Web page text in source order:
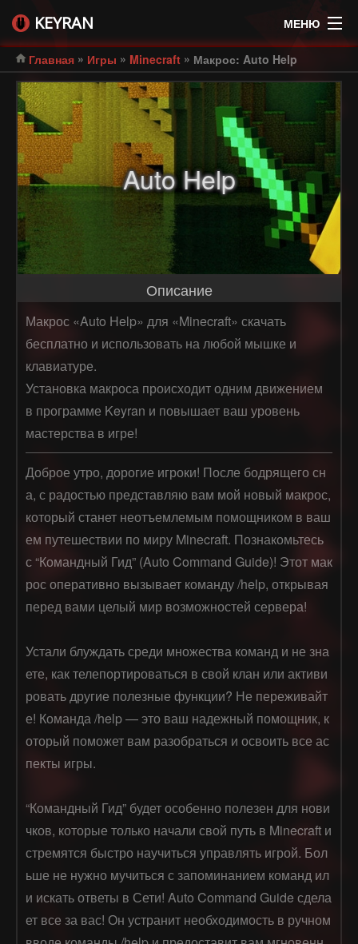
KEYRAN МЕНЮ
Главная » Игры » Minecraft » Макрос: Auto Help
Auto Help
Описание
Макрос «Auto Help» для «Minecraft» скачать
бесплатно и использовать на любой мышке и
клавиатуре.
Установка макроса происходит одним движением
в программе Keyran и повышает ваш уровень
мастерства в игре!
Доброе утро, дорогие игроки! После бодрящего сн
а, с радостью представляю вам мой новый макрос,
который станет неотъемлемым помощником в ваш
ем путешествии по миру Minecraft. Познакомьтесь
с “Командный Гид” (Auto Command Guide)! Этот мак
рос оперативно вызывает команду /help, открывая
перед вами целый мир возможностей сервера!
Устали блуждать среди множества команд и не зна
ете, как телепортироваться в свой клан или активи
ровать другие полезные функции? Не переживайт
е! Команда /help — это ваш надежный помощник, к
оторый поможет вам разобраться и освоить все ас
пекты игры.
“Командный Гид” будет особенно полезен для нови
чков, которые только начали свой путь в Minecraft и
стремятся быстро научиться управлять игрой. Бол
ьше не нужно мучиться с запоминанием команд ил
и искать ответы в Сети! Auto Command Guide сдела
ет все за вас! Он устранит необходимость в ручном